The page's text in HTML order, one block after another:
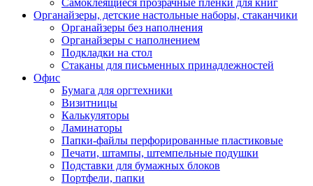
Самоклеящиеся прозрачные пленки для книг
Органайзеры, детские настольные наборы, стаканчики
Органайзеры без наполнения
Органайзеры с наполнением
Подкладки на стол
Стаканы для письменных принадлежностей
Офис
Бумага для оргтехники
Визитницы
Калькуляторы
Ламинаторы
Папки-файлы перфорированные пластиковые
Печати, штампы, штемпельные подушки
Подставки для бумажных блоков
Портфели, папки